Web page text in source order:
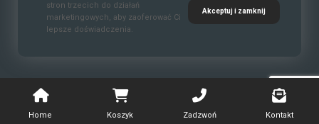
Home Koszyk Zadzwoń Kontakt
stron trzecich do działań
marketingowych, aby zaoferować Ci
lepsze doświadczenia.
Akceptuj i zamknij